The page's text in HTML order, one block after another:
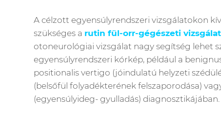
A célzott egyensúlyrendszeri vizsgálatokon
szükséges a rutin fül-orr-gégészeti
otoneurológiai vizsgálat nagy segítség lehet
egyensúlyrendszeri kórkép, például a
positionalis vertigo (jóindulatú helyzeti
(belsőfül folyadékterének felszaporodása)
(egyensúlyideg- gyulladás) diagnosztikájában.